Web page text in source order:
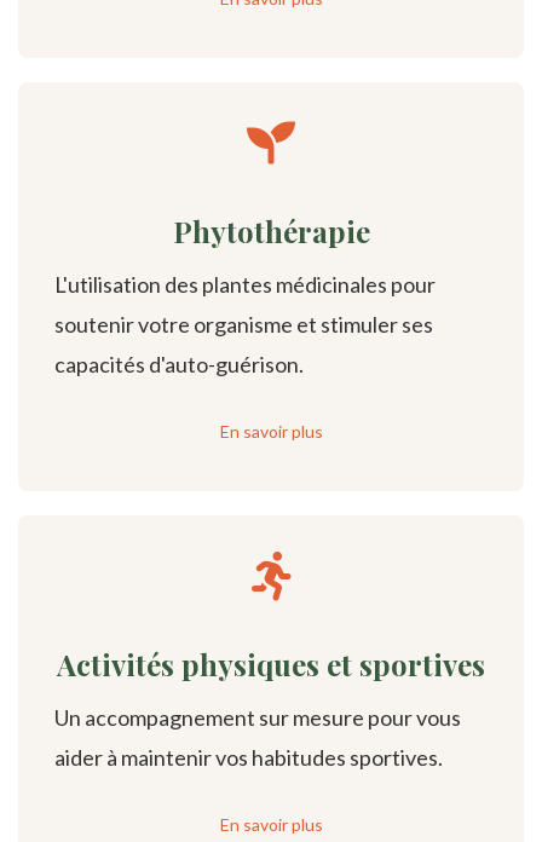
Phytothérapie
L'utilisation des plantes médicinales pour
soutenir votre organisme et stimuler ses
capacités d'auto-guérison.
En savoir plus
Activités physiques et sportives
Un accompagnement sur mesure pour vous
aider à maintenir vos habitudes sportives.
En savoir plus